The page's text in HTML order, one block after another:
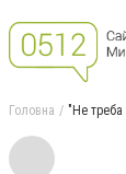
Головна "Не треба